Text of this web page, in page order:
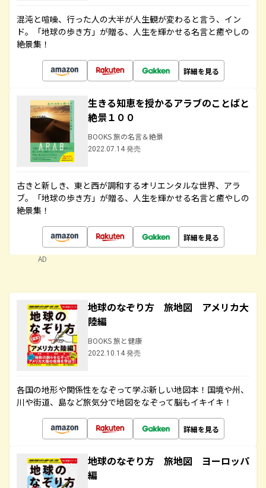
混沌と喧噪、行った人の大半が人生観が変わると言う、イン
ド。「地球の歩き方」が贈る、人生を輝かせる名言と癒やしの
絶景集！
詳細を見る
生きる知恵を授かるアラブのことばと
絶景１００
BOOKS 旅の名言＆絶景
2022.07.14 発売
古きと新しき、東と西が調和するオリエンタルな世界、アラ
ブ。「地球の歩き方」が贈る、人生を輝かせる名言と癒やしの
絶景集！
詳細を見る
AD
地球のなぞり方 旅地図 アメリカ大
陸編
BOOKS 旅と健康
2022.10.14 発売
各国の地形や関係性をなぞって学ぶ新しい地図本！国境や州、
川や街道、島など旅気分で地図をなぞって脳もイキイキ！
詳細を見る
地球のなぞり方 旅地図 ヨーロッパ
編